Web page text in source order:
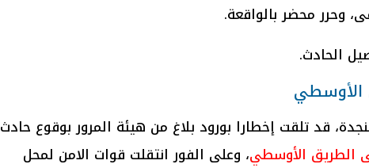
وحرر محضر بالواقعة.
الحادث.
الأوسطي
قد تلقت إخطارا بورود بلاغ من هيئة المرور بوقوع حادث
الطريق الأوسطي، وعلى الفور انتقلت قوات الامن لمحل